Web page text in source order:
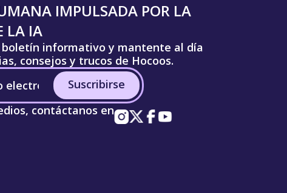
IMPULSADA POR LA
LA IA
boletín informativo y mantente al día
consejos y trucos de Hocoos.
Suscribirse
contáctanos en